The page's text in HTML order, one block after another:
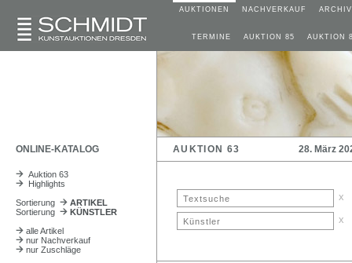
AUKTIONEN NACHVERKAUF ARCHIV
TERMINE AUKTION 85 AUKTION
ONLINE-KATALOG AUKTION 63 28. März
Auktion 63
Highlights
Sortierung
ARTIKEL
Sortierung
KÜNSTLER
alle Artikel
nur Nachverkauf
nur Zuschläge
x
x